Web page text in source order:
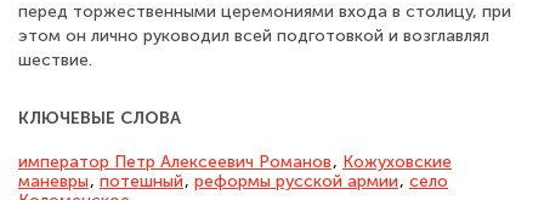
перед торжественными церемониями входа в столицу, при
этом он лично руководил всей подготовкой и возглавлял
шествие.
КЛЮЧЕВЫЕ СЛОВА
император Петр Алексеевич Романов, Кожуховские
маневры, потешный, реформы русской армии, село